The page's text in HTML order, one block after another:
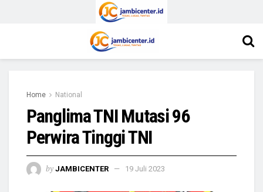
Home National
Panglima TNI Mutasi 96
Perwira Tinggi TNI
by JAMBICENTER 19 Juli 2023